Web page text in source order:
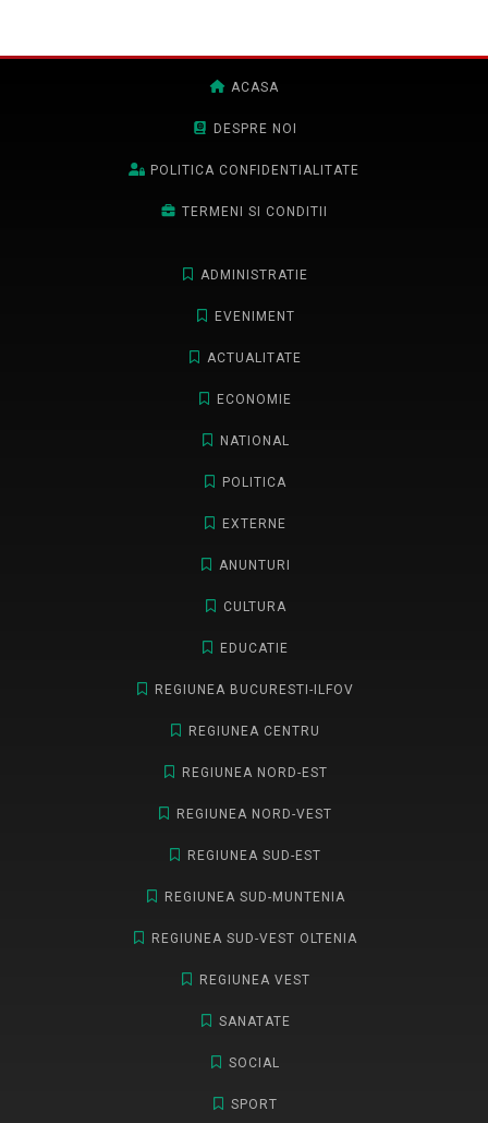
ACASA
DESPRE NOI
POLITICA CONFIDENTIALITATE
TERMENI SI CONDITII
ADMINISTRATIE
EVENIMENT
ACTUALITATE
ECONOMIE
NATIONAL
POLITICA
EXTERNE
ANUNTURI
CULTURA
EDUCATIE
REGIUNEA BUCURESTI-ILFOV
REGIUNEA CENTRU
REGIUNEA NORD-EST
REGIUNEA NORD-VEST
REGIUNEA SUD-EST
REGIUNEA SUD-MUNTENIA
REGIUNEA SUD-VEST OLTENIA
REGIUNEA VEST
SANATATE
SOCIAL
SPORT